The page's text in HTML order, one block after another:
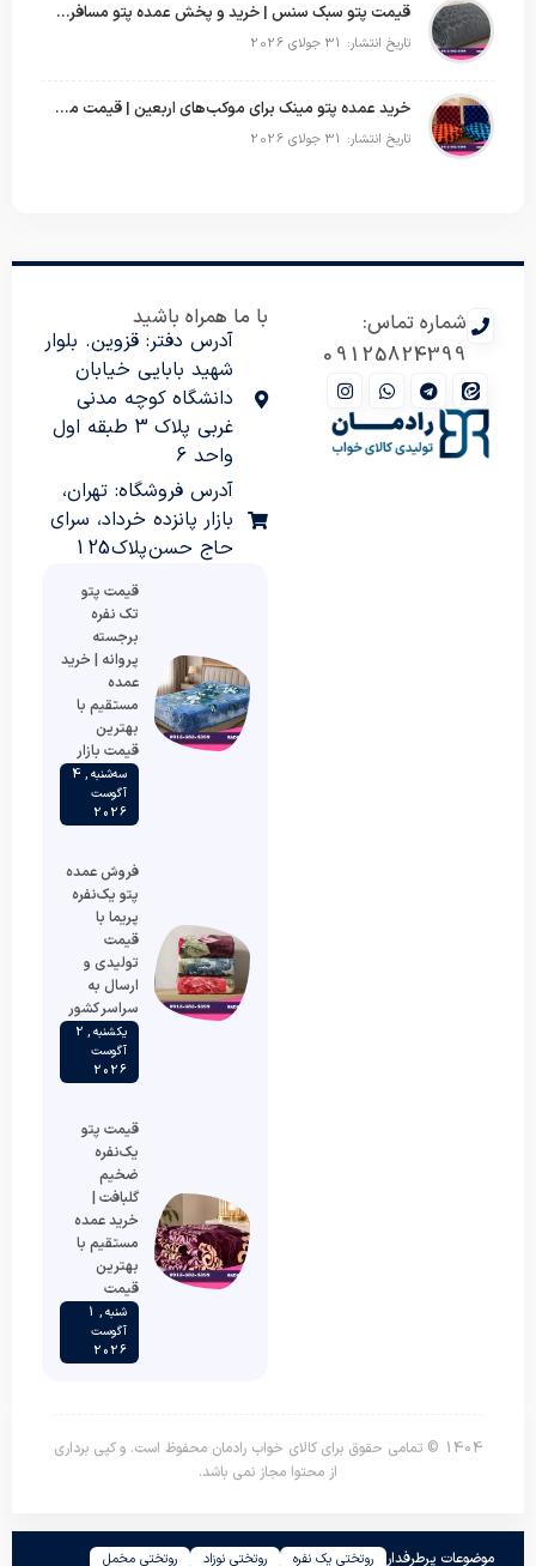
قیمت پتو سبک سنس | خرید و پخش عمده پتو مسافرتی Sense
تاریخ انتشار: 31 جولای 2026
خرید عمده پتو مینک برای موکب‌های اربعین | قیمت مناسب و ارسال سریع
تاریخ انتشار: 31 جولای 2026
شماره تماس:
09125824399
با ما همراه باشید
آدرس دفتر: قزوین. بلوار
شهید بابایی خیابان
دانشگاه کوچه مدنی
غربی پلاک 3 طبقه اول
واحد 6
آدرس فروشگاه: تهران،
بازار پانزده خرداد، سرای
حاج حسن پلاک 125
قیمت پتو
تک نفره
برجسته
پروانه | خرید
عمده
مستقیم با
بهترین
قیمت بازار
سه‌شنبه , 4
آگوست
2026
فروش عمده
پتو یک‌نفره
پریما با
قیمت
تولیدی و
ارسال به
سراسر کشور
یکشنبه , 2
آگوست
2026
قیمت پتو
یک‌نفره
ضخیم
گلبافت |
خرید عمده
مستقیم با
بهترین
قیمت
شنبه , 1
آگوست
2026
1404 © تمامی حقوق برای کالای خواب رادمان محفوظ است. و کپی برداری
از محتوا مجاز نمی باشد.
موضوعات پرطرفدار روتختی یک نفره روتختی نوزاد روتختی مخمل